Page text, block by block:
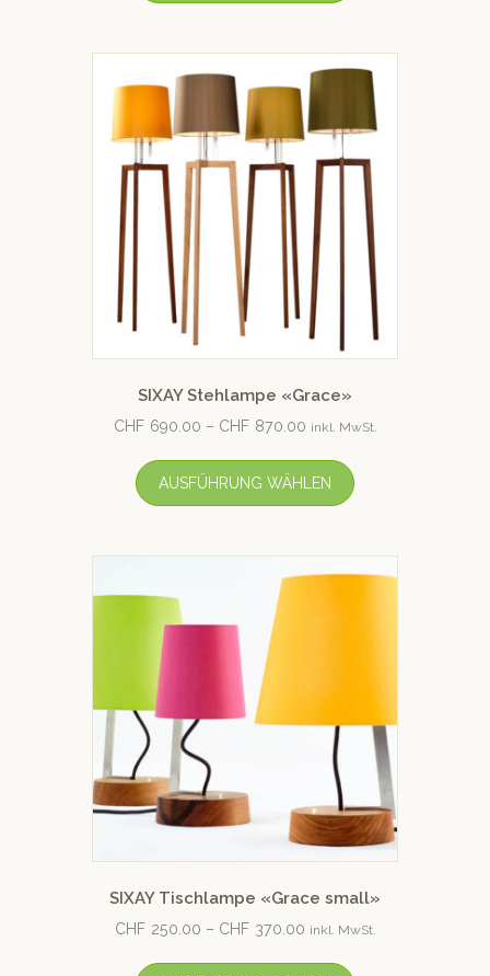
SIXAY Stehlampe «Grace»
CHF 690.00 – CHF 870.00 inkl. MwSt.
AUSFÜHRUNG WÄHLEN
SIXAY Tischlampe «Grace small»
CHF 250.00 – CHF 370.00 inkl. MwSt.